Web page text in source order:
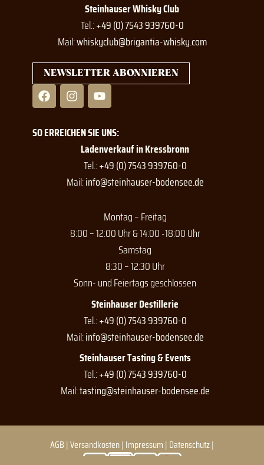
Steinhauser Whisky Club
Tel.:+49 (0) 7543 939760-0
Mail:whiskyclub@brigantia-whisky.com
NEWSLETTER ABONNIEREN
F
a
c
e
b
I
n
s
t
a
m
Y
o
u
t
u
b
e
SO ERREICHEN SIE UNS:
Ladenverkauf in Kressbronn
Tel.:+49 (0) 7543 939760-0
Mail:info@steinhauser-bodensee.de
Montag – Freitag
8:00 – 12:00 Uhr & 14:00 -18:00 Uhr
Samstag
8:30 – 12:30 Uhr
Sonn- und Feiertags geschlossen
Steinhauser Destillerie
Tel.:+49 (0) 7543 939760-0
Mail:info@steinhauser-bodensee.de
Steinhauser Tasting & Events
Tel.:+49 (0) 7543 939760-0
Mail:tasting@steinhauser-bodensee.de
AGB |Versandkosten| Impressum | Datenschutz|